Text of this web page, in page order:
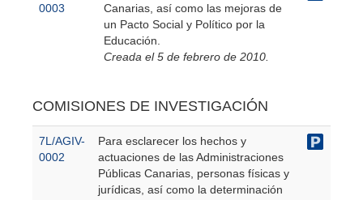
0003
Canarias, así como las mejoras de
un Pacto Social y Político por la
Educación.
Creada el 5 de febrero de 2010.
COMISIONES DE INVESTIGACIÓN
7L/AGIV-
0002
Para esclarecer los hechos y
actuaciones de las Administraciones
Públicas Canarias, personas físicas y
jurídicas, así como la determinación